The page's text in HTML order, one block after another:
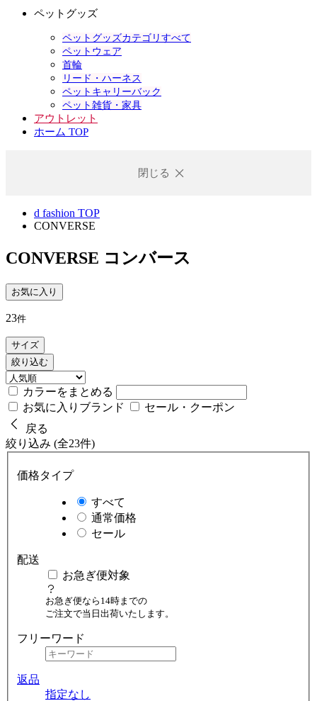
ペットグッズ
ペットグッズカテゴリすべて
ペットウェア
首輪
リード・ハーネス
ペットキャリーバック
ペット雑貨・家具
アウトレット
ホーム TOP
閉じる
d fashion TOP
CONVERSE
CONVERSE コンバース
お気に入り
23件
サイズ
絞り込む
カラーをまとめる
お気に入りブランド
セール・クーポン
戻る
絞り込み (全23件)
価格タイプ
すべて
通常価格
セール
配送
お急ぎ便対象
お急ぎ便なら14時までの
ご注文で当日出荷いたします。
フリーワード
返品
指定なし